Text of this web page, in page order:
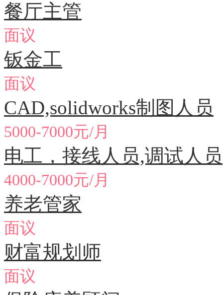
餐厅主管
面议
钣金工
面议
CAD,solidworks制图人员
5000-7000元/月
电工，接线人员,调试人
4000-7000元/月
养老管家
面议
财富规划师
面议